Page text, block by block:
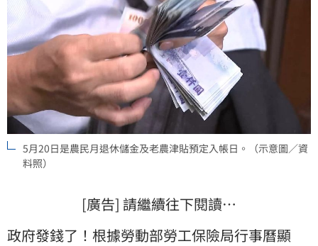
5月20日是農民月退休儲金及老農津貼預定入帳日。（示意圖／資
料照）
[廣告] 請繼續往下閱讀…
政府發錢了！根據勞動部勞工保險局行事曆顯